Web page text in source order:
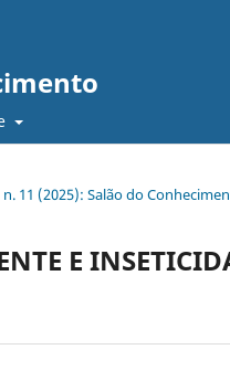
n. 11 (2025): Salão do
E